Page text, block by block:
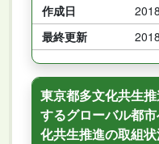
作成日
最終更新
東京都多文化共生
するグローバル都
化共生推進の取組状